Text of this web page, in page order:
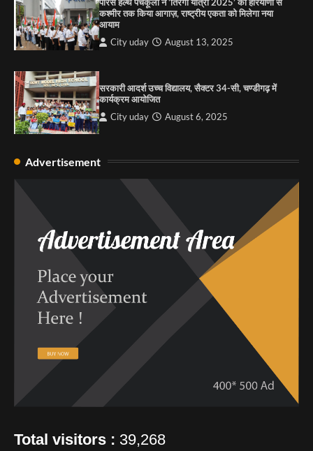
कश्मीर तक किया आगाज़, राष्ट्रीय एकता को मिलेगा नया
आयाम
City uday August 13, 2025
सरकारी आदर्श उच्च विद्यालय, सैक्टर 34-सी, चण्डीगढ़ में
कार्यक्रम आयोजित
City uday August 6, 2025
Advertisement
Total visitors : 39,268